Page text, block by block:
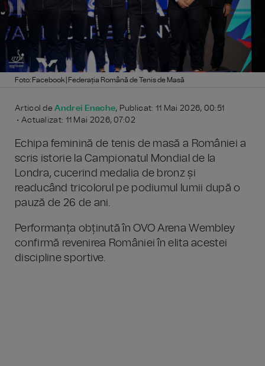
Foto: Facebook | Federația Română de Tenis de Masă
Articol deAndrei Enache, Publicat: 11 Mai 2026, 00:51
• Actualizat: 11 Mai 2026, 07:02
Echipa feminină de tenis de masă a României a
scris istorie la Campionatul Mondial de la
Londra, cucerind medalia de bronz și
readucând tricolorul pe podiumul lumii după o
pauză de 26 de ani.
Performanța obținută în OVO Arena Wembley
confirmă revenirea României în elita acestei
discipline sportive.